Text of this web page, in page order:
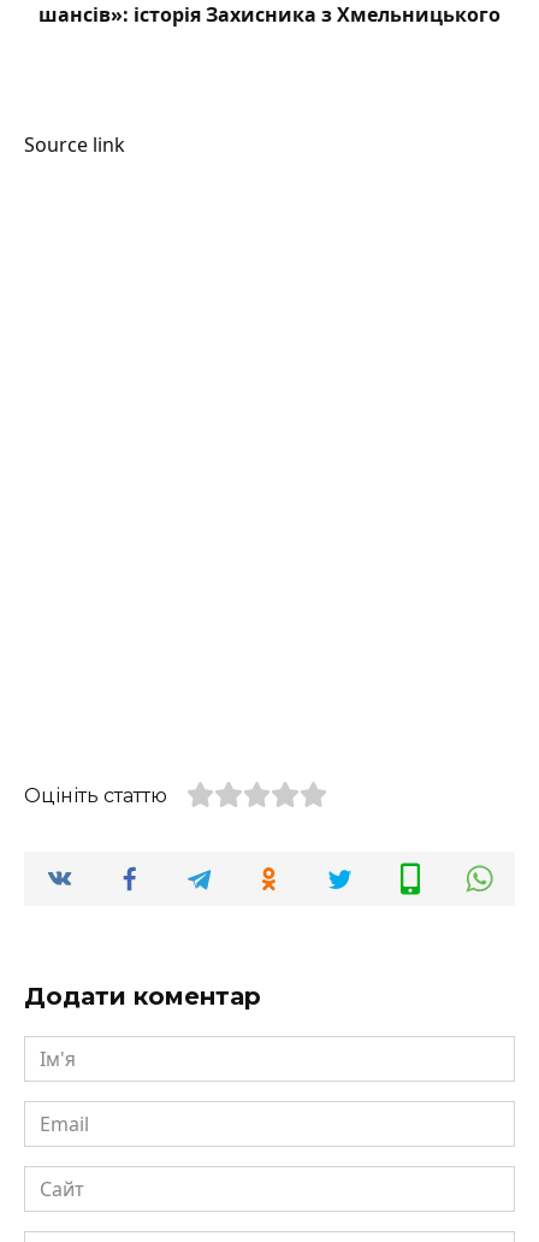
шансів»: історія Захисника з Хмельницького
Source link
Оцініть статтю
Додати коментар
Ім'я
Email
Сайт